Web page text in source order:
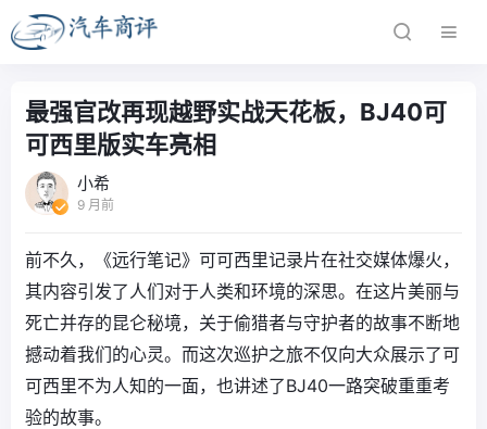
最强官改再现越野实战天花板，BJ40可
可西里版实车亮相
小希
9 月前
前不久，《远行笔记》可可西里记录片在社交媒体爆火，
其内容引发了人们对于人类和环境的深思。在这片美丽与
死亡并存的昆仑秘境，关于偷猎者与守护者的故事不断地
撼动着我们的心灵。而这次巡护之旅不仅向大众展示了可
可西里不为人知的一面，也讲述了BJ40一路突破重重考
验的故事。